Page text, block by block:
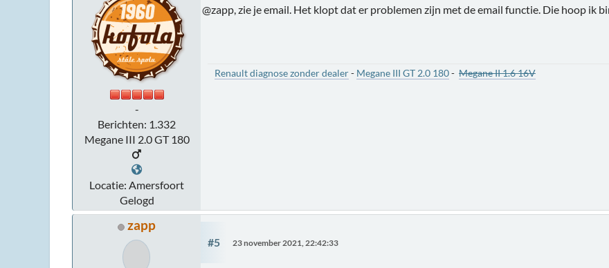
-
Berichten: 1.332
Megane III 2.0 GT 180
Locatie: Amersfoort
Gelogd
@zapp, zie je email. Het klopt dat er problemen zijn met de email functie. Die hoop ik
Renault diagnose zonder dealer- Megane III GT 2.0 180- Megane II 1.6 16V
zapp
#5 23 november 2021, 22:42:33